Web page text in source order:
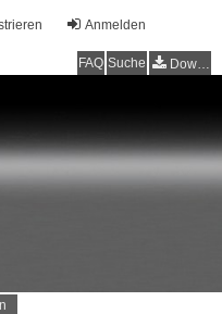
Anmelden
FAQ Suche Downloads